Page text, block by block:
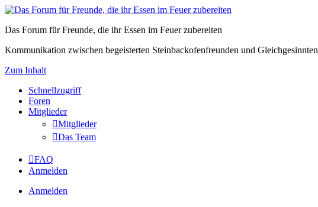
Das Forum für Freunde, die ihr Essen im Feuer zubereiten
Kommunikation zwischen begeisterten Steinbackofenfreunden und Gleichgesinnten
Zum Inhalt
Schnellzugriff
Foren
Mitglieder
Mitglieder
Das Team
FAQ
Anmelden
Anmelden